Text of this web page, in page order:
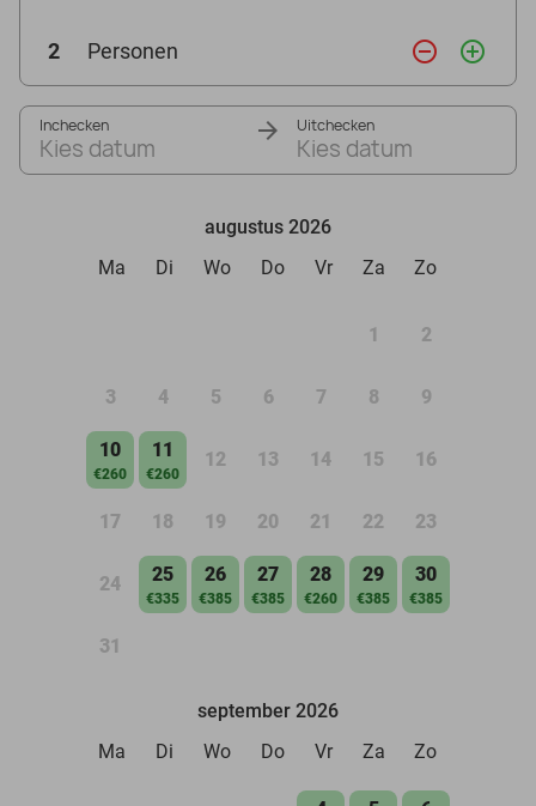
2 Personen remove_circle_outline add_circle_outline
Inchecken
Kies datum
Uitchecken
Kies datum
augustus 2026
Ma
Di Wo Do Vr Za Zo
1 2
3 4 5 6 7 8 9
10
€260
11
€260
12 13 14 15 16
17 18 19 20 21 22 23
24 25
€335
26
€385
27
€385
28
€260
29
€385
30
€385
31
september 2026
Ma
Di Wo Do Vr Za Zo